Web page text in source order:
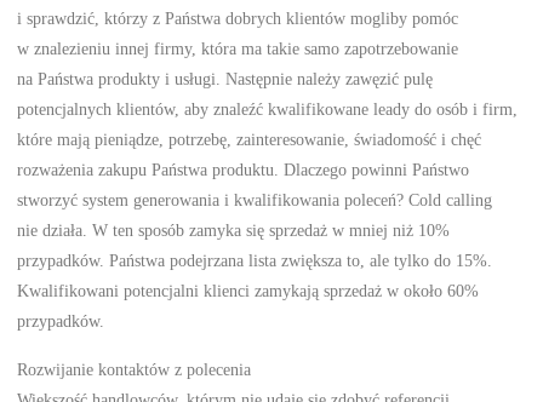
i sprawdzić, którzy z Państwa dobrych klientów mogliby pomóc
w znalezieniu innej firmy, która ma takie samo zapotrzebowanie
na Państwa produkty i usługi. Następnie należy zawęzić pulę
potencjalnych klientów, aby znaleźć kwalifikowane leady do osób i firm,
które mają pieniądze, potrzebę, zainteresowanie, świadomość i chęć
rozważenia zakupu Państwa produktu. Dlaczego powinni Państwo
stworzyć system generowania i kwalifikowania poleceń? Cold calling
nie działa. W ten sposób zamyka się sprzedaż w mniej niż 10%
przypadków. Państwa podejrzana lista zwiększa to, ale tylko do 15%.
Kwalifikowani potencjalni klienci zamykają sprzedaż w około 60%
przypadków.
Rozwijanie kontaktów z polecenia